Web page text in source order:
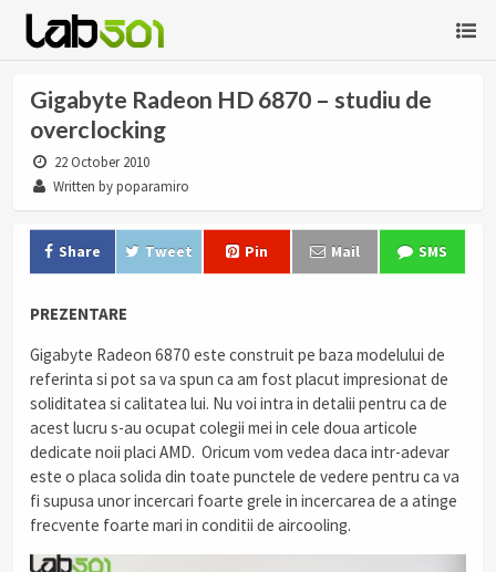
Gigabyte Radeon HD 6870 – studiu de
overclocking
22 October 2010
Written by poparamiro
Share Tweet Pin Mail SMS
PREZENTARE
Gigabyte Radeon 6870 este construit pe baza modelului de
referinta si pot sa va spun ca am fost placut impresionat de
soliditatea si calitatea lui. Nu voi intra in detalii pentru ca de
acest lucru s-au ocupat colegii mei in cele doua articole
dedicate noii placi AMD. Oricum vom vedea daca intr-adevar
este o placa solida din toate punctele de vedere pentru ca va
fi supusa unor incercari foarte grele in incercarea de a atinge
frecvente foarte mari in conditii de aircooling.